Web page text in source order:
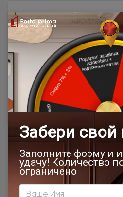
Товар относится к
500x1900
Межкомнатные
Двери модерн
Стильные современные
700x1900 900x2000 Двери
800x2000
900x2200
900x1900
800x2100
900x2400 1200x2000
Наши преимущества